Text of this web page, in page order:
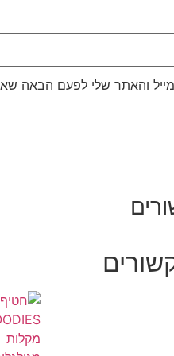
והאתר שלי לפעם הבאה